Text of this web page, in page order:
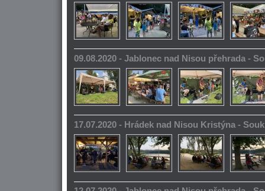
09.08.2020 - Jablonec nad Nisou přehrada -
17.07.2020 - Hrádek nad Nisou Kristýna -